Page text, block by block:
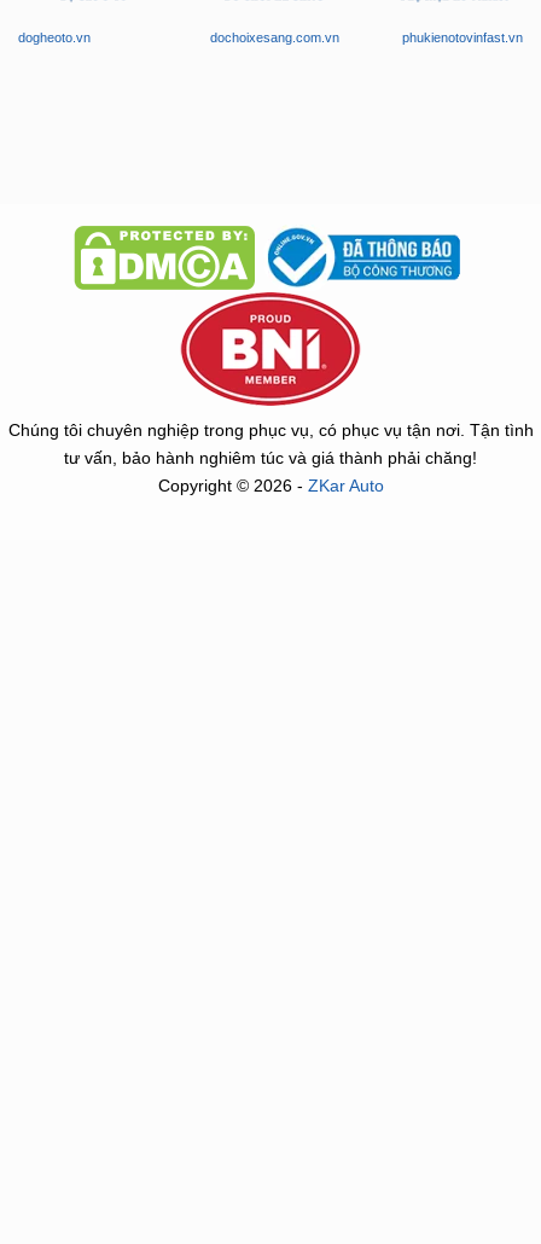
dogheoto.vn dochoixesang.com.vn phukienotovinfast.vn
Chúng tôi chuyên nghiệp trong phục vụ, có phục vụ tận nơi. Tận tình
tư vấn, bảo hành nghiêm túc và giá thành phải chăng!
Copyright © 2026 - ZKar Auto